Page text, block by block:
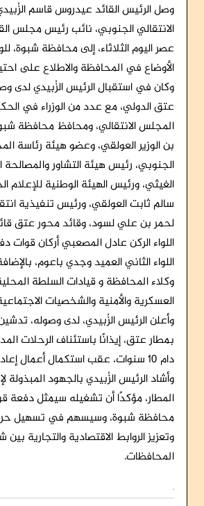
وصل الرئيس القائد عيدروس قاسم
الانتقالي الجنوبي، نائب رئيس مجلس
عصر اليوم الثلاثاء، إلى محافظة شبوة،
الأوضاع في المحافظة والاطلاع على
وكان في استقبال الرئيس الزُبيدي لدى
عتق الدولي، مع عدد من الوزراء في
المجلس الانتقالي، ومحافظ محافظة
بن الوزير العولقي، وعضو هيئة رئاسة
الجنوبي، رئيس هيئة التشاور والمصالحة
الغيثي، ورئيس الهيئة الوطنية للإعلام
سالم ثابت العولقي، ورئيس تنفيذية
اللواء الركن عادل المصعبي أركان قوات
اللواء الثاني العميد وجدي باعوم،
وكلاء المحافظة و قيادات السلطة
العسكرية والأمنية والشخصيات
وأعلن الرئيس الزُبيدي، لدى وصوله،
بمطار عتق، إيذانًا باستئناف الرحلات
دام 10 سنوات، عقب استكمال أعمال إعادة تأهيله.
وأشاد الرئيس الزُبيدي بالجهود المبذولة
المطار، مؤكدًا أن تشغيله سيمثل دفعة
محافظة شبوة، وسيسهم في تسهيل
وتعزيز الروابط الاقتصادية والتجارية
المحافظات.